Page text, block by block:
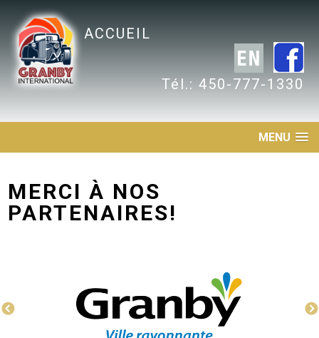
ACCUEIL
Tél.: 450-777-1330
MENU
MERCI À NOS
PARTENAIRES!